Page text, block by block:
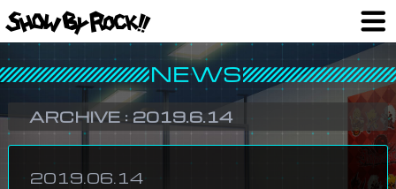
ARCHIVE :2019.6.14
2019.06.14